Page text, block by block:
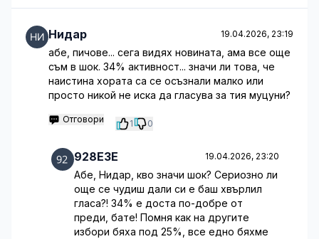
Нидар 19.04.2026, 23:19
абе, пичове... сега видях новината, ама все още
съм в шок. 34% активност... значи ли това, че
наистина хората са се осъзнали малко или
просто никой не иска да гласува за тия муцуни?
Отговори 1 0
928E3E 19.04.2026, 23:20
Абе, Нидар, кво значи шок? Сериозно ли
още се чудиш дали си е баш хвърлил
гласа?! 34% е доста по-добре от
преди, бате! Помня как на другите
избори бяха под 25%, все едно бяхме